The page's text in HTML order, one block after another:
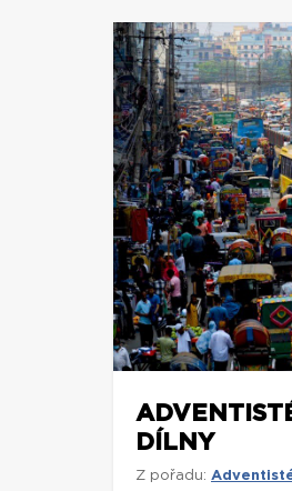
DÍLNY
Z pořadu: